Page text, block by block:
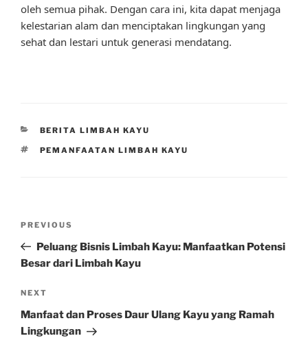
oleh semua pihak. Dengan cara ini, kita dapat menjaga
kelestarian alam dan menciptakan lingkungan yang
sehat dan lestari untuk generasi mendatang.
CATEGORIES
BERITA LIMBAH KAYU
TAGS
PEMANFAATAN LIMBAH KAYU
Previous
Post
PREVIOUS
Peluang Bisnis Limbah Kayu: Manfaatkan Potensi
Besar dari Limbah Kayu
Next
Post
NEXT
Manfaat dan Proses Daur Ulang Kayu yang Ramah
Lingkungan